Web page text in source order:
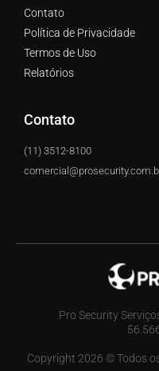
Contato
Política de Privacidade
Termos de Uso
Relatórios
Contato
(11) 3512-8100
Pro Security
Copyright 2026 © Todos